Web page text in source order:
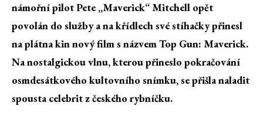
námořní pilot Pete „Maverick“ Mitchell opět
povolán do služby a na křídlech své stíhačky přinesl
na plátna kin nový film s názvem Top Gun: Maverick.
Na nostalgickou vlnu, kterou přineslo pokračování
osmdesátkového kultovního snímku, se přišla naladit
spousta celebrit z českého rybníčku.